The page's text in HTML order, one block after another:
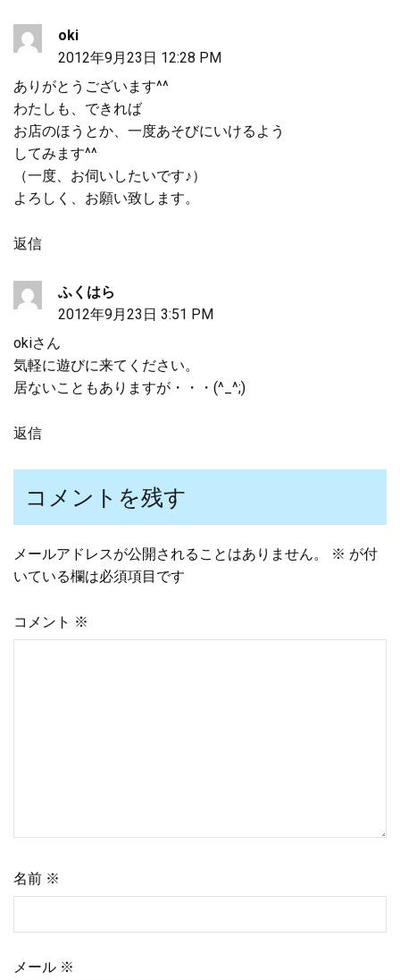
oki
2012年9月23日 12:28 PM
ありがとうございます^^
わたしも、できれば
お店のほうとか、一度あそびにいけるよう
してみます^^
（一度、お伺いしたいです♪）
よろしく、お願い致します。
返信
ふくはら
2012年9月23日 3:51 PM
okiさん
気軽に遊びに来てください。
居ないこともありますが・・・(^_^;)
返信
コメントを残す
メールアドレスが公開されることはありません。 ※ が付
いている欄は必須項目です
コメント ※
名前 ※
メール ※